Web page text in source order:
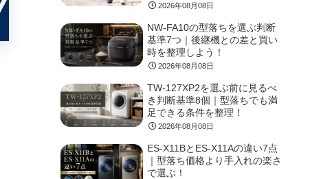
2026年08月08日
NW-FA10の型落ちを選ぶ判断
基準7つ｜後継機との差と買い
時を整理しよう！
2026年08月08日
TW-127XP2を選ぶ前に見るべ
き判断基準8個｜型落ちでも満
足できる条件を整理！
2026年08月08日
ES-X11BとES-X11Aの違い7点
｜型落ち価格より手入れの楽さ
で選ぶ！